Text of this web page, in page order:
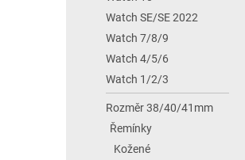
Watch SE/SE 2022
Watch 7/8/9
Watch 4/5/6
Watch 1/2/3
Rozměr 38/40/41mm
Řemínky
Kožené